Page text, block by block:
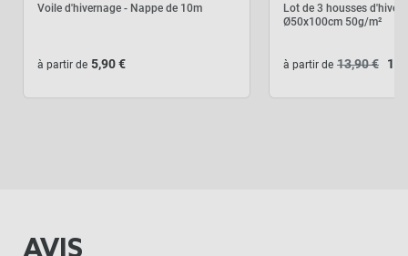
Voile d'hivernage - Nappe de 10m
à partir de 5,90 €
Lot de 3 housses
Ø50x100cm 50g/m²
à partir de 13,90 €